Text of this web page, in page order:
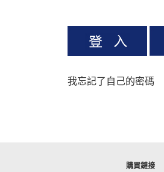
我忘記了自己的密碼
購買鏈接